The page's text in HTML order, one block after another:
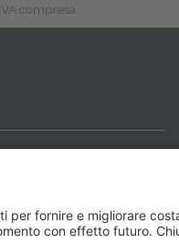
IVA compresa